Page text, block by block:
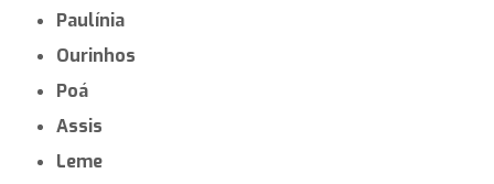
Paulínia
Ourinhos
Poá
Assis
Leme